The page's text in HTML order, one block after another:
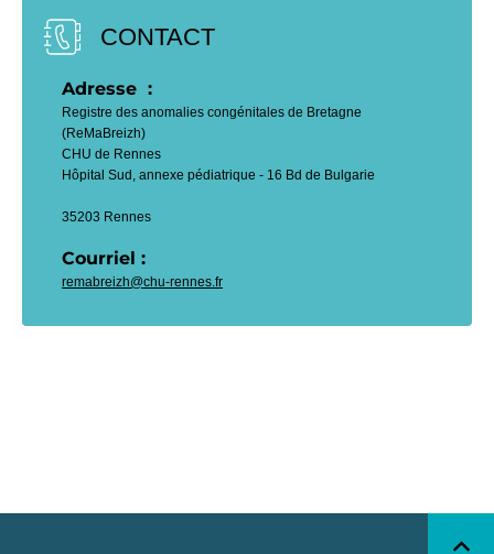
CONTACT
Adresse  :
Registre des anomalies congénitales de Bretagne
(ReMaBreizh)
CHU de Rennes
Hôpital Sud, annexe pédiatrique - 16 Bd de Bulgarie
35203 Rennes
Courriel :
remabreizh@chu-rennes.fr